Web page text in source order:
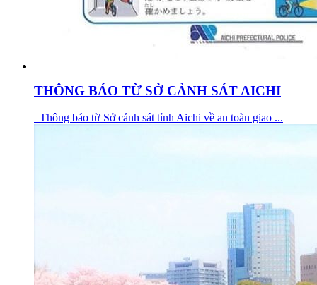
THÔNG BÁO TỪ SỞ CẢNH SÁT AICHI
Thông báo từ Sở cảnh sát tỉnh Aichi về an toàn giao ...